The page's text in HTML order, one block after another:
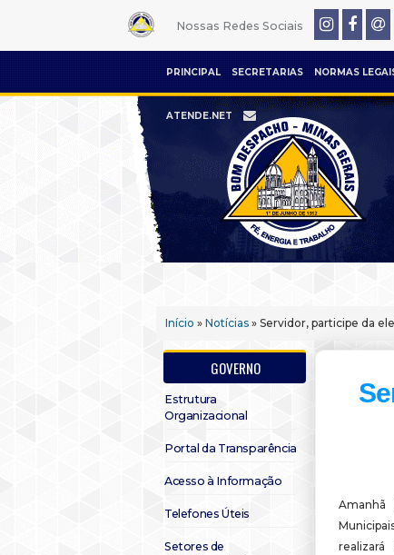
Nossas Redes Sociais
PRINCIPAL SECRETARIAS NORMAS
ATENDE.NET
Início » Notícias » Servidor, participe da
GOVERNO
Estrutura
Organizacional
Portal da Transparência
Acesso à Informação
Telefones Úteis
Setores de
Amanhã